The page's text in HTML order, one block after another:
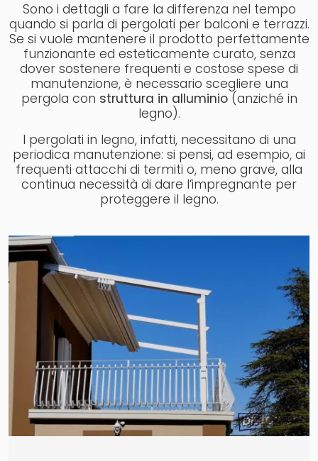
Sono i dettagli a fare la differenza nel tempo
quando si parla di pergolati per balconi e terrazzi.
Se si vuole mantenere il prodotto perfettamente
funzionante ed esteticamente curato, senza
dover sostenere frequenti e costose spese di
manutenzione, è necessario scegliere una
pergola con struttura in alluminio(anziché in
legno).
I pergolati in legno, infatti, necessitano di una
periodica manutenzione: si pensi, ad esempio, ai
frequenti attacchi di termiti o, meno grave, alla
continua necessità di dare l’impregnante per
proteggere il legno.